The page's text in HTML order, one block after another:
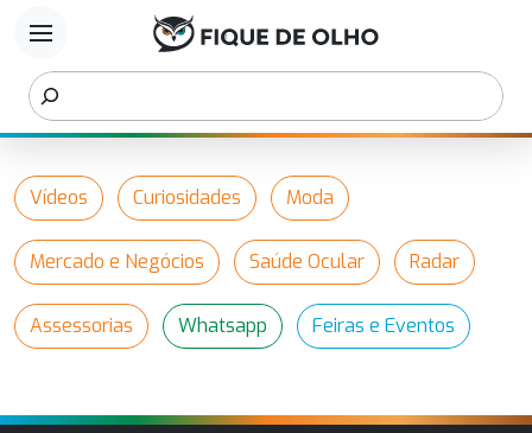
menu
Vídeos Curiosidades Moda
Mercado e Negócios Saúde Ocular Radar
Assessorias Whatsapp Feiras e Eventos